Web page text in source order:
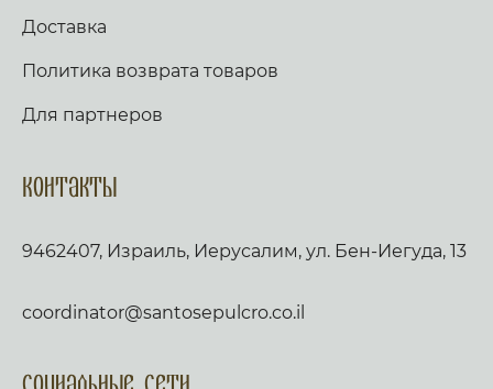
Доставка
Политика возврата товаров
Для партнеров
Контакты
9462407, Израиль, Иерусалим, ул. Бен-Иегуда, 13
coordinator@santosepulcro.co.il